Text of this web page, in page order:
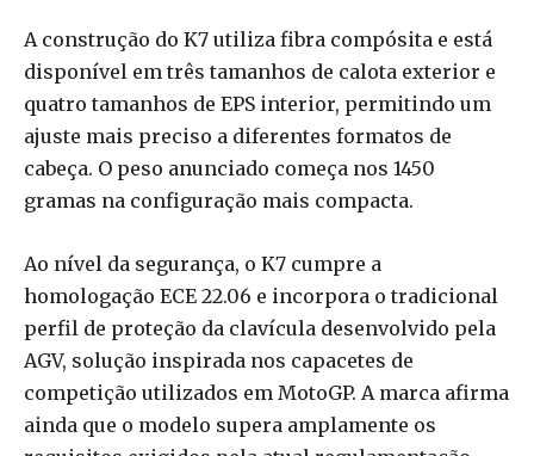
A construção do K7 utiliza fibra compósita e está
disponível em três tamanhos de calota exterior e
quatro tamanhos de EPS interior, permitindo um
ajuste mais preciso a diferentes formatos de
cabeça. O peso anunciado começa nos 1450
gramas na configuração mais compacta.
Ao nível da segurança, o K7 cumpre a
homologação ECE 22.06 e incorpora o tradicional
perfil de proteção da clavícula desenvolvido pela
AGV, solução inspirada nos capacetes de
competição utilizados em MotoGP. A marca afirma
ainda que o modelo supera amplamente os